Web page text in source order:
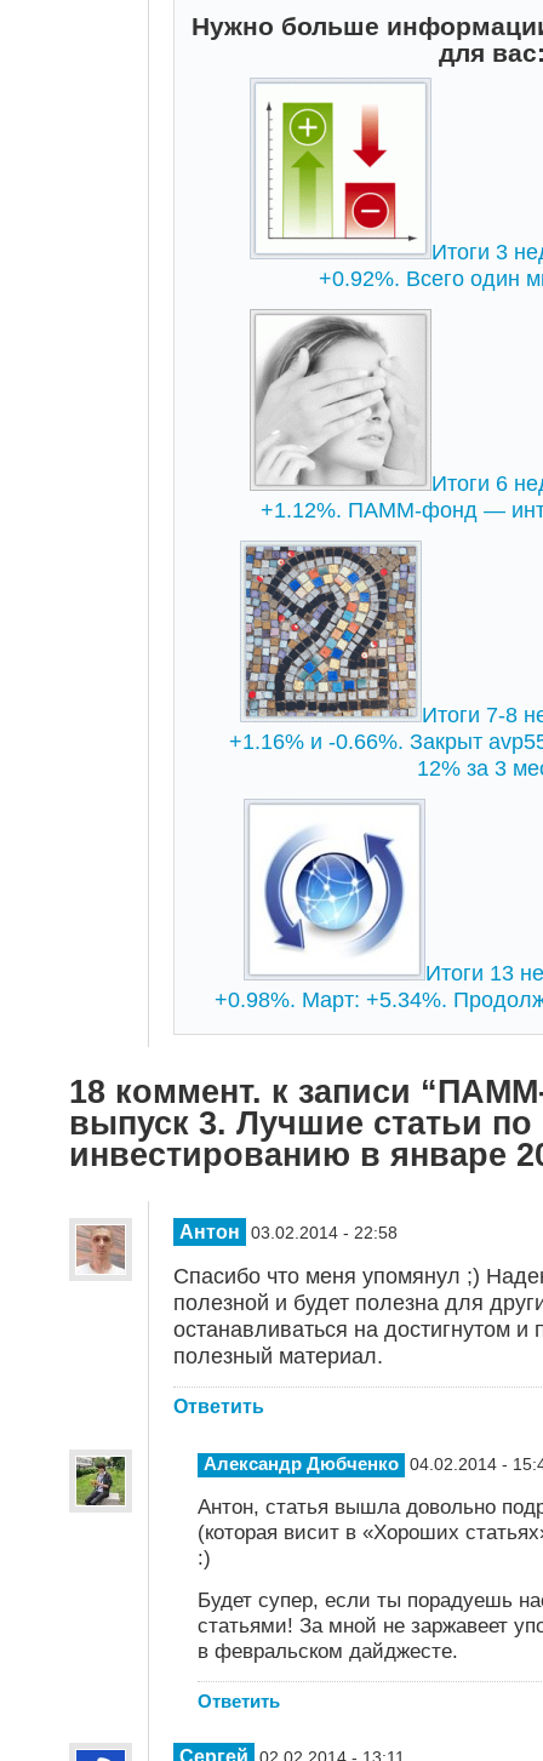
Нужно больше
для
Итоги 3
+0.92%. Всего один
Итоги 6
+1.12%. ПАММ-фонд —
Итоги 7-8
+1.16% и -0.66%. Закрыт
12% за 3
Итоги 13
+0.98%. Март: +5.34%.
18 коммент. к записи
выпуск 3. Лучшие статьи по
инвестированию в январе
Антон 03.02.2014 - 22:58
Спасибо что меня упомянул ;)
полезной и будет полезна для
останавливаться на достигнутом и
полезный материал.
Ответить
Александр Дюбченко 04.02.2014 -
Антон, статья вышла довольно
(которая висит в «Хороших
:)
Будет супер, если ты порадуешь
статьями! За мной не заржавеет
в февральском дайджесте.
Ответить
Сергей